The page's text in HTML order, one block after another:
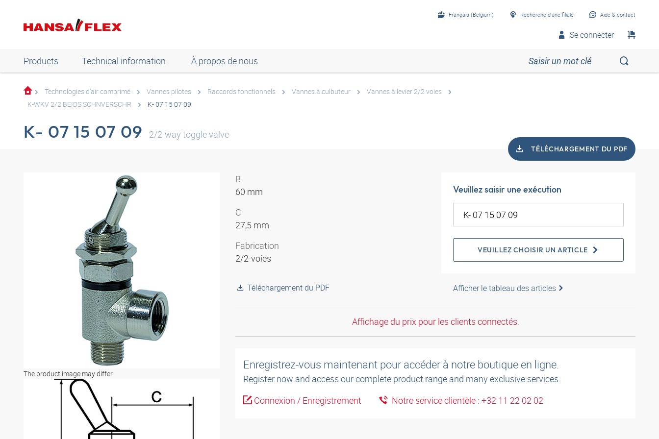
Français (Belgium) Recherche d’une filiale Aide & contact
Se connecter
Products Technical information À propos de nous
Technologies d’air comprimé Vannes pilotes Raccords fonctionnels Vannes à culbuteur
Vannes à levier 2/2 voies
K-WKV 2/2 BEIDS SCHNVERSCHR
K- 07 15 07 09
K- 07 15 07 09 2/2-way toggle valve
TÉLÉCHARGEMENT DU PDF
The product image may differ
B
60 mm
C
27,5 mm
Fabrication
2/2-voies
Téléchargement du PDF
Veuillez saisir une exécution
VEUILLEZ CHOISIR UN ARTICLE
Afficher le tableau des articles
Affichage du prix pour les clients connectés.
Enregistrez-vous maintenant pour accéder à notre boutique en ligne.
Register now and access our complete product range and many exclusive services.
Connexion / Enregistrement
Notre service clientèle : +32 11 22 02 02